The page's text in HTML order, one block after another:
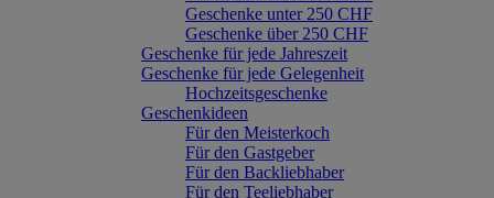
Geschenke unter 250 CHF
Geschenke über 250 CHF
Geschenke für jede Jahreszeit
Geschenke für jede Gelegenheit
Hochzeitsgeschenke
Geschenkideen
Für den Meisterkoch
Für den Gastgeber
Für den Backliebhaber
Für den Teeliebhaber